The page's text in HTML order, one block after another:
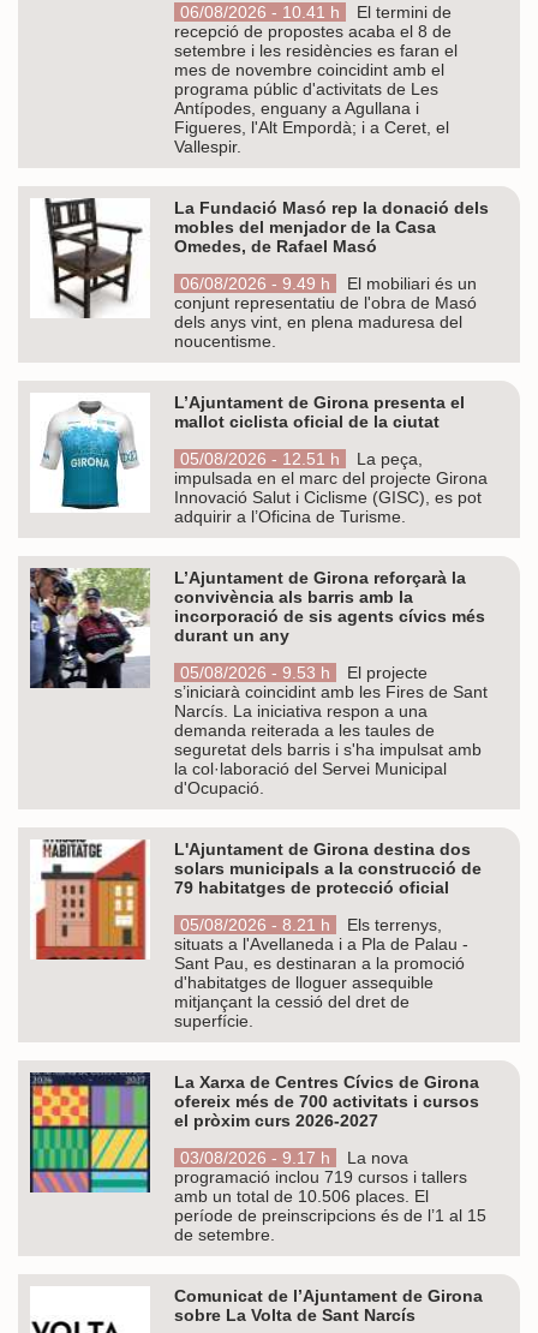
06/08/2026 - 10.41 h
El termini de
recepció de propostes acaba el 8 de
setembre i les residències es faran el
mes de novembre coincidint amb el
programa públic d'activitats de Les
Antípodes, enguany a Agullana i
Figueres, l'Alt Empordà; i a Ceret, el
Vallespir.
La Fundació Masó rep la donació dels
mobles del menjador de la Casa
Omedes, de Rafael Masó
06/08/2026 - 9.49 h
El mobiliari és un
conjunt representatiu de l'obra de Masó
dels anys vint, en plena maduresa del
noucentisme.
L’Ajuntament de Girona presenta el
mallot ciclista oficial de la ciutat
05/08/2026 - 12.51 h
La peça,
impulsada en el marc del projecte Girona
Innovació Salut i Ciclisme (GISC), es pot
adquirir a l’Oficina de Turisme.
L’Ajuntament de Girona reforçarà la
convivència als barris amb la
incorporació de sis agents cívics més
durant un any
05/08/2026 - 9.53 h
El projecte
s’iniciarà coincidint amb les Fires de Sant
Narcís. La iniciativa respon a una
demanda reiterada a les taules de
seguretat dels barris i s'ha impulsat amb
la col·laboració del Servei Municipal
d'Ocupació.
L'Ajuntament de Girona destina dos
solars municipals a la construcció de
79 habitatges de protecció oficial
05/08/2026 - 8.21 h
Els terrenys,
situats a l'Avellaneda i a Pla de Palau -
Sant Pau, es destinaran a la promoció
d'habitatges de lloguer assequible
mitjançant la cessió del dret de
superfície.
La Xarxa de Centres Cívics de Girona
ofereix més de 700 activitats i cursos
el pròxim curs 2026-2027
03/08/2026 - 9.17 h
La nova
programació inclou 719 cursos i tallers
amb un total de 10.506 places. El
període de preinscripcions és de l’1 al 15
de setembre.
Comunicat de l’Ajuntament de Girona
sobre La Volta de Sant Narcís